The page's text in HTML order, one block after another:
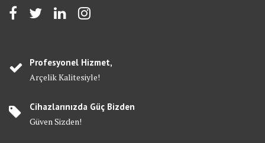
Profesyonel Hizmet,
Arçelik Kalitesiyle!
Cihazlarınızda Güç Bizden
Güven Sizden!